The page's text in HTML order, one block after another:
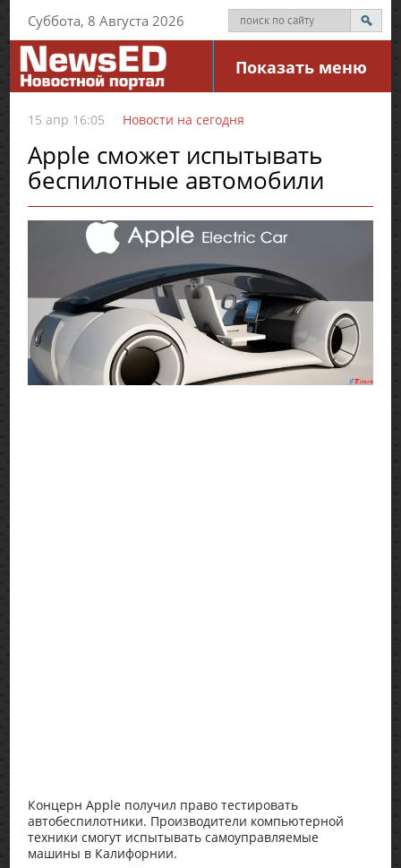
Суббота, 8 Августа 2026
Показать меню
15 апр 16:05 Новости на сегодня
Apple сможет испытывать
беспилотные автомобили
Концерн Apple получил право тестировать
автобеспилотники. Производители компьютерной
техники смогут испытывать самоуправляемые
машины в Калифорнии.